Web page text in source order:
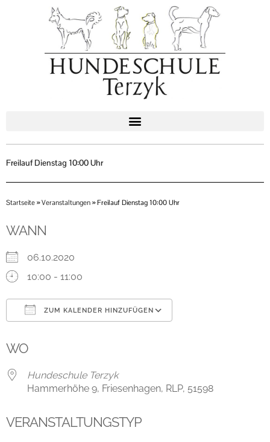
Freilauf Dienstag 10:00 Uhr
Startseite »Veranstaltungen »Freilauf Dienstag 10:00 Uhr
WANN
06.10.2020
10:00 - 11:00
ZUM KALENDER HINZUFÜGEN
WO
Hundeschule Terzyk
Hammerhöhe 9, Friesenhagen, RLP, 51598
VERANSTALTUNGSTYP